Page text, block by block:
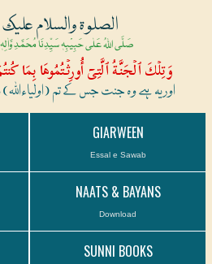
الصلوۃ والسلام علیک
صَلَّی اللہُ عَلٰی حَبِیْبِہٖ سَیِّدِنَا مُحَمَّدِ
وَتِلۡكَ ٱلۡجَنَّةُ ٱلَّتِىٓ أُورِثۡتُمُوهَا بِمَا
اور یہ ہے وہ جنت جس کے تم (اولیاءاللہ)
GIARWEEN
Essal e Sawab
NAATS & BAYANS
Download
SUNNI BOOKS